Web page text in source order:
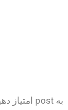
به post امتیاز دهید